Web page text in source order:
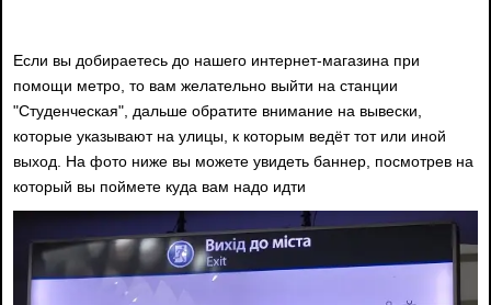
Если вы добираетесь до нашего интернет-магазина при
помощи метро, то вам желательно выйти на станции
"Студенческая", дальше обратите внимание на вывески,
которые указывают на улицы, к которым ведёт тот или иной
выход. На фото ниже вы можете увидеть баннер, посмотрев на
который вы поймете куда вам надо идти